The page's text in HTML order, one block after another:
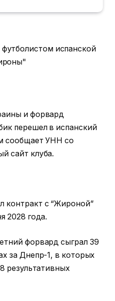
и форвард
перешел в испанский
сообщает УНН со
сайт клуба.
контракт с “Жироной”
2028 года.
форвард сыграл 39
за Днепр-1, в которых
результативных